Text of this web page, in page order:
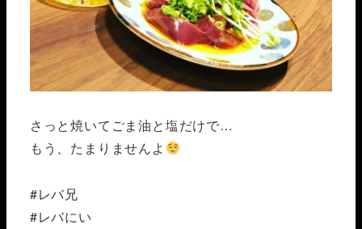
さっと焼いてごま油と塩だけで…
もう、たまりませんよ
#レバ兄
#レバにい